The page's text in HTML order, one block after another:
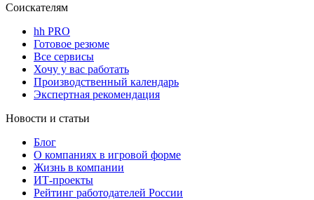
Соискателям
hh PRO
Готовое резюме
Все сервисы
Хочу у вас работать
Производственный календарь
Экспертная рекомендация
Новости и статьи
Блог
О компаниях в игровой форме
Жизнь в компании
ИТ-проекты
Рейтинг работодателей России